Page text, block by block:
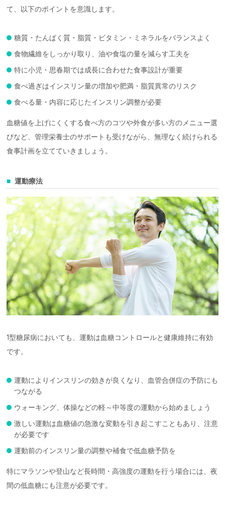
て、以下のポイントを意識します。
糖質・たんぱく質・脂質・ビタミン・ミネラルをバランスよく
食物繊維をしっかり取り、油や食塩の量を減らす工夫を
特に小児・思春期では成長に合わせた食事設計が重要
食べ過ぎはインスリン量の増加や肥満・脂質異常のリスク
食べる量・内容に応じたインスリン調整が必要
血糖値を上げにくくする食べ方のコツや外食が多い方のメニュー選
びなど、管理栄養士のサポートも受けながら、無理なく続けられる
食事計画を立てていきましょう。
運動療法
1型糖尿病においても、運動は血糖コントロールと健康維持に有効
です。
運動によりインスリンの効きが良くなり、血管合併症の予防にも
つながる
ウォーキング、体操などの軽～中等度の運動から始めましょう
激しい運動は血糖値の急激な変動を引き起こすこともあり、注意
が必要です
運動前のインスリン量の調整や補食で低血糖予防を
特にマラソンや登山など長時間・高強度の運動を行う場合には、夜
間の低血糖にも注意が必要です。